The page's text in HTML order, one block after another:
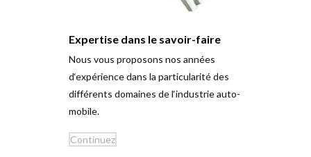
Expertise dans le savoir-faire
Nous vous pro­posons nos années
d‘expérience dans la par­ti­cu­larité des
dif­férents domaines de l‘industrie auto­
mobile.
Con­tinuez